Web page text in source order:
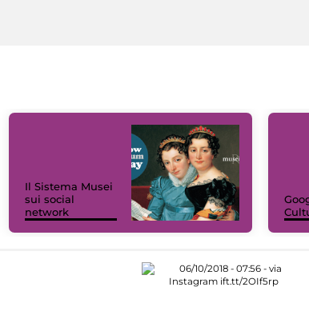
Il Sistema Musei
sui social
network